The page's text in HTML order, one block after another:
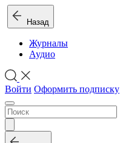
Назад
Журналы
Аудио
Войти Оформить подписку